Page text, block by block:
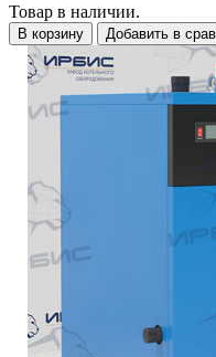
Товар в наличии.
В корзину Добавить в